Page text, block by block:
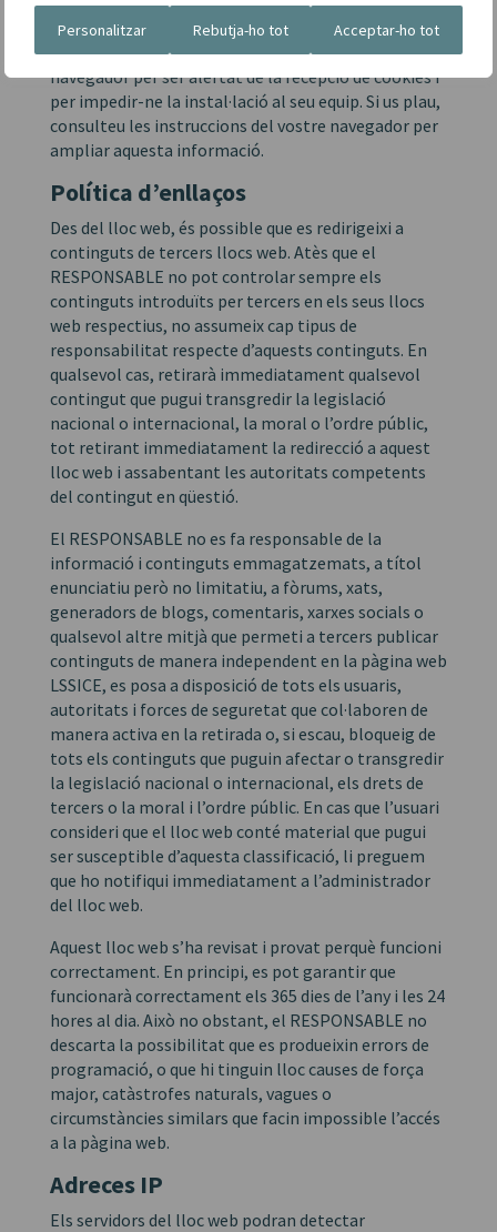
Personalitzar Rebutja-ho tot Acceptar-ho tot
cookies.
L’usuari té la possibilitat de configurar el seu
navegador per ser alertat de la recepció de cookies i
per impedir-ne la instal·lació al seu equip. Si us plau,
consulteu les instruccions del vostre navegador per
ampliar aquesta informació.
Política d’enllaços
Des del lloc web, és possible que es redirigeixi a
continguts de tercers llocs web. Atès que el
RESPONSABLE no pot controlar sempre els
continguts introduïts per tercers en els seus llocs
web respectius, no assumeix cap tipus de
responsabilitat respecte d’aquests continguts. En
qualsevol cas, retirarà immediatament qualsevol
contingut que pugui transgredir la legislació
nacional o internacional, la moral o l’ordre públic,
tot retirant immediatament la redirecció a aquest
lloc web i assabentant les autoritats competents
del contingut en qüestió.
El RESPONSABLE no es fa responsable de la
informació i continguts emmagatzemats, a títol
enunciatiu però no limitatiu, a fòrums, xats,
generadors de blogs, comentaris, xarxes socials o
qualsevol altre mitjà que permeti a tercers publicar
continguts de manera independent en la pàgina web
LSSICE, es posa a disposició de tots els usuaris,
autoritats i forces de seguretat que col·laboren de
manera activa en la retirada o, si escau, bloqueig de
tots els continguts que puguin afectar o transgredir
la legislació nacional o internacional, els drets de
tercers o la moral i l’ordre públic. En cas que l’usuari
consideri que el lloc web conté material que pugui
ser susceptible d’aquesta classificació, li preguem
que ho notifiqui immediatament a l’administrador
del lloc web.
Aquest lloc web s’ha revisat i provat perquè funcioni
correctament. En principi, es pot garantir que
funcionarà correctament els 365 dies de l’any i les 24
hores al dia. Això no obstant, el RESPONSABLE no
descarta la possibilitat que es produeixin errors de
programació, o que hi tinguin lloc causes de força
major, catàstrofes naturals, vagues o
circumstàncies similars que facin impossible l’accés
a la pàgina web.
Adreces IP
Els servidors del lloc web podran detectar